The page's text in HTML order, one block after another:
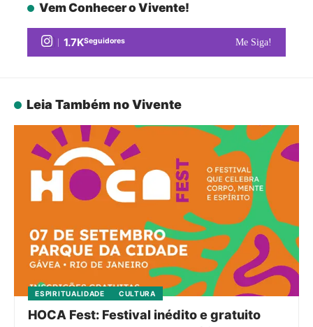
Vem Conhecer o Vivente!
1.7KSeguidores Me Siga!
Leia Também no Vivente
ESPIRITUALIDADE CULTURA
HOCA Fest: Festival inédito e gratuito